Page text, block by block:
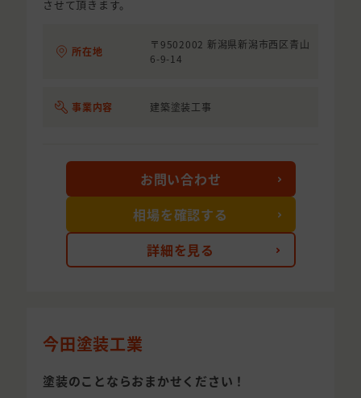
させて頂きます。
所在地
〒9502002 新潟県新潟市西区青山
6-9-14
事業内容 建築塗装工事
詳細を見る
お問い合わせ
相場を確認する
今田塗装工業
塗装のことならおまかせください！